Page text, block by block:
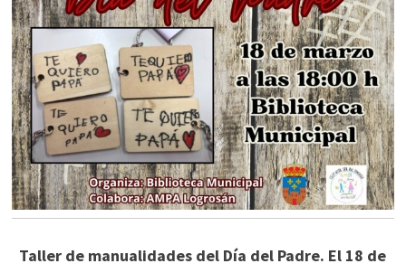
Taller de manualidades del Día del Padre. El 18 de